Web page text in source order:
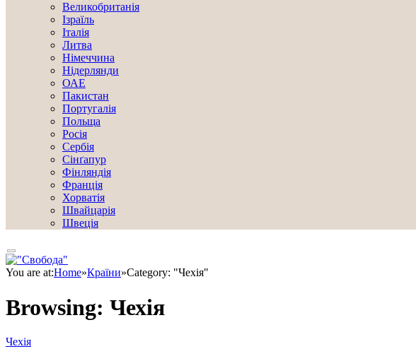
Великобританія
Ізраїль
Італія
Литва
Німеччина
Нідерлянди
ОАЕ
Пакистан
Португалія
Польща
Росія
Сербія
Сінґапур
Фінляндія
Франція
Хорватія
Швайцарія
Швеція
You are at:Home»Країни»Category: "Чехія"
Browsing: Чехія
Чехія